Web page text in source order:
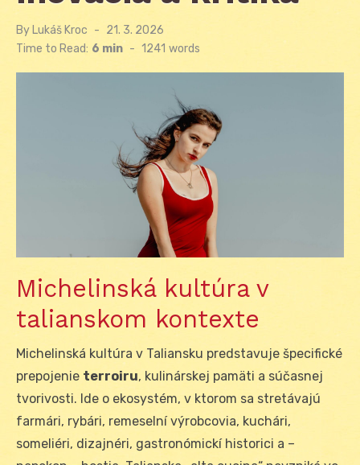
By Lukáš Kroc
Posted
on
21. 3. 2026
Time to Read: 6 min - 1241 words
Michelinská kultúra v
talianskom kontexte
Michelinská kultúra v Taliansku predstavuje špecifické
prepojenie terroiru, kulinárskej pamäti a súčasnej
tvorivosti. Ide o ekosystém, v ktorom sa stretávajú
farmári, rybári, remeselní výrobcovia, kuchári,
someliéri, dizajnéri, gastronómickí historici a –